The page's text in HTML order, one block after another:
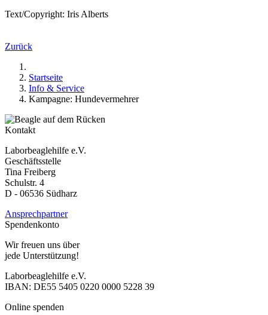
Text/Copyright: Iris Alberts
Zurück
Startseite
Info & Service
Kampagne: Hundevermehrer
Kontakt
Laborbeaglehilfe e.V.
Geschäftsstelle
Tina Freiberg
Schulstr. 4
D - 06536 Südharz
Ansprechpartner
Spendenkonto
Wir freuen uns über
jede Unterstützung!
Laborbeaglehilfe e.V.
IBAN: DE55 5405 0220 0000 5228 39
Online spenden